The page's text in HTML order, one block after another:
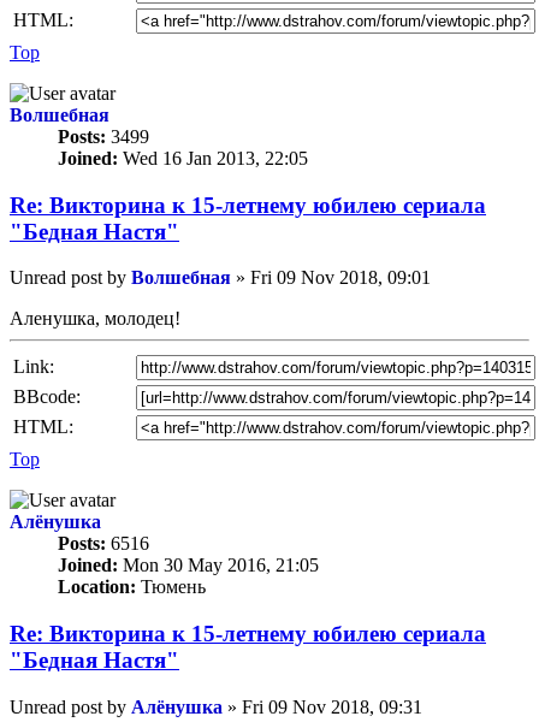
HTML:
Top
Волшебная
Posts: 3499
Joined: Wed 16 Jan 2013, 22:05
Re: Викторина к 15-летнему юбилею сериала
"Бедная Настя"
Unread post by Волшебная » Fri 09 Nov 2018, 09:01
Аленушка, молодец!
Link:
BBcode:
HTML:
Top
Алёнушка
Posts: 6516
Joined: Mon 30 May 2016, 21:05
Location: Тюмень
Re: Викторина к 15-летнему юбилею сериала
"Бедная Настя"
Unread post by Алёнушка » Fri 09 Nov 2018, 09:31